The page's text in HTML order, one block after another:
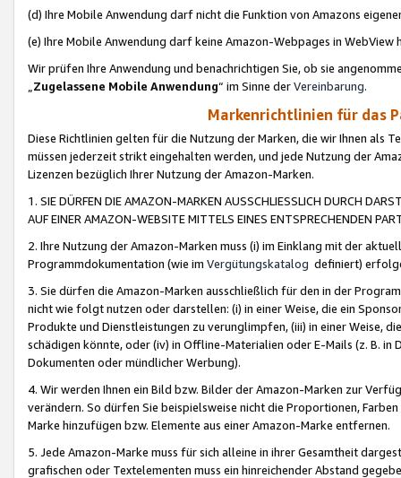
(d) Ihre Mobile Anwendung darf nicht die Funktion von Amazons
(e) Ihre Mobile Anwendung darf keine Amazon-Webpages in WebView
Wir prüfen Ihre Anwendung und benachrichtigen Sie, ob sie
„Zugelassene Mobile Anwendung“ im Sinne derVereinbarung.
Markenrichtlinien für das
Diese Richtlinien gelten für die Nutzung der Marken, die wir Ihnen als
müssen jederzeit strikt eingehalten werden, und jede Nutzung der
Lizenzen bezüglich Ihrer Nutzung der Amazon-Marken.
1. SIE DÜRFEN DIE AMAZON-MARKEN AUSSCHLIESSLICH DURCH
AUF EINER AMAZON-WEBSITE MITTELS EINES ENTSPRECHENDEN
2. Ihre Nutzung der Amazon-Marken muss (i) im Einklang mit der
Programmdokumentation (wie im Vergütungskatalog definiert)
3. Sie dürfen die Amazon-Marken ausschließlich für den in der
nicht wie folgt nutzen oder darstellen: (i) in einer Weise, die ein
Produkte und Dienstleistungen zu verunglimpfen, (iii) in einer Weise,
schädigen könnte, oder (iv) in Offline-Materialien oder E-Mails (z. B. in
Dokumenten oder mündlicher Werbung).
4. Wir werden Ihnen ein Bild bzw. Bilder der Amazon-Marken zur
verändern. So dürfen Sie beispielsweise nicht die Proportionen,
Marke hinzufügen bzw. Elemente aus einer Amazon-Marke entfernen.
5. Jede Amazon-Marke muss für sich alleine in ihrer Gesamtheit
grafischen oder Textelementen muss ein hinreichender Abstand